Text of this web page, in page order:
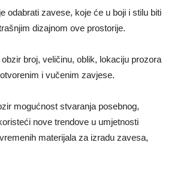
odabrati zavese, koje će u boji i stilu biti
dizajnom ove prostorije.
broj, veličinu, oblik, lokaciju prozora
i vučenim zavjese.
mogućnost stvaranja posebnog,
nove trendove u umjetnosti
materijala za izradu zavesa,